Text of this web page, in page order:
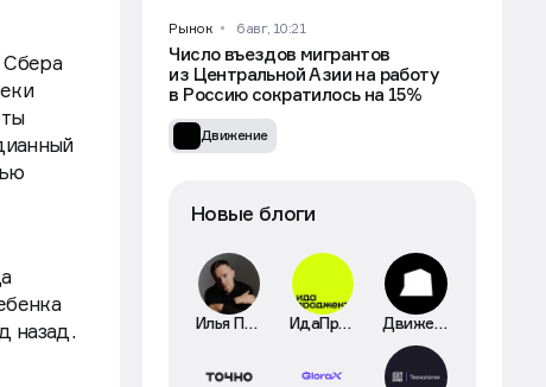
Сбера
назад.
Рынок 6 авг, 10:21
Число въездов мигрантов
из Центральной Азии на работу
в Россию сократилось на 15%
Движение
Новые блоги
Илья Пискулин ИдаПроджект Движение